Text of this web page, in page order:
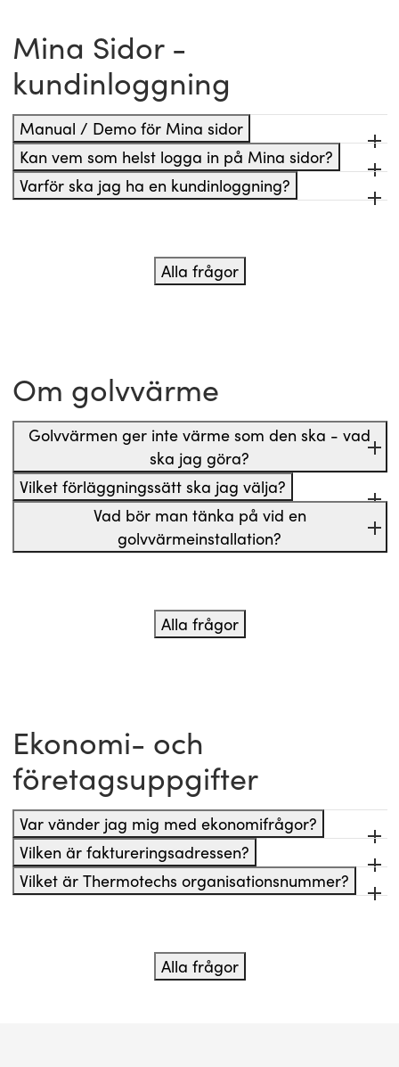
Mina Sidor -
kundinloggning
Manual / Demo för Mina sidor
Kan vem som helst logga in på Mina sidor?
Varför ska jag ha en kundinloggning?
Alla frågor
Om golvvärme
Golvvärmen ger inte värme som den ska - vad
ska jag göra?
Vilket förläggningssätt ska jag välja?
Vad bör man tänka på vid en
golvvärmeinstallation?
Alla frågor
Ekonomi- och
företagsuppgifter
Var vänder jag mig med ekonomifrågor?
Vilken är faktureringsadressen?
Vilket är Thermotechs organisationsnummer?
Alla frågor